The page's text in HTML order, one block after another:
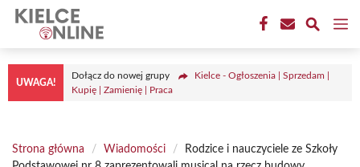
Przejdź
treści
UWAGA!
Dołącz do nowej grupy
Kielce - Ogłoszenia | Sprzedam |
Kupię | Zamienię | Praca
Strona główna / Wiadomości /
Rodzice i nauczyciele ze Szkoły